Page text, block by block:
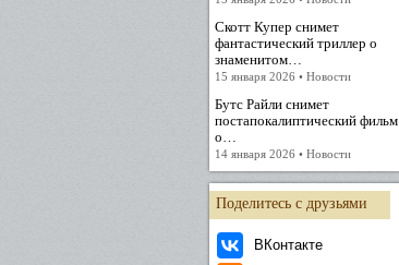
Скотт Купер снимет
фантастический триллер о
знаменитом…
15 января 2026 • Новости
Бутс Райли снимет
постапокалиптический фильм
о…
14 января 2026 • Новости
Поделитесь с друзьями
ВКонтакте